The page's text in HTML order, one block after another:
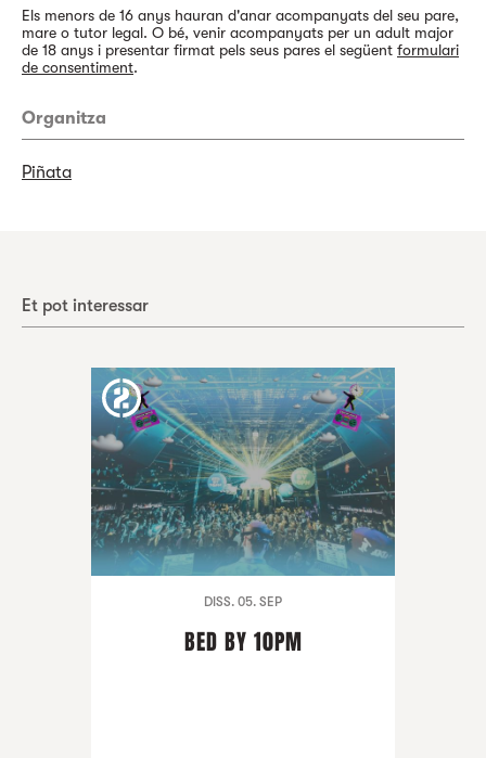
Els menors de 16 anys hauran d'anar acompanyats del seu pare,
mare o tutor legal. O bé, venir acompanyats per un adult major
de 18 anys i presentar firmat pels seus pares el següent formulari
de consentiment.
Organitza
Piñata
Et pot interessar
DISS. 05. SEP
BED BY 10PM